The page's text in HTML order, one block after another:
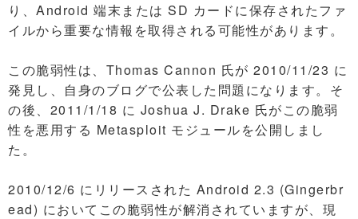
り、Android 端末または SD カードに保存されたファ
イルから重要な情報を取得される可能性があります。
この脆弱性は、Thomas Cannon 氏が 2010/11/23 に
発見し、自身のブログで公表した問題になります。そ
の後、2011/1/18 に Joshua J. Drake 氏がこの脆弱
性を悪用する Metasploit モジュールを公開しまし
た。
2010/12/6 にリリースされた Android 2.3 (Gingerbr
ead) においてこの脆弱性が解消されていますが、現